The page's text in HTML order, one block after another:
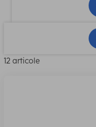
12 articole